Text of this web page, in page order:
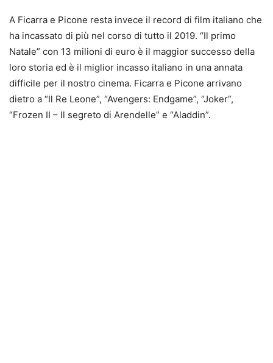
A Ficarra e Picone resta invece il record di film italiano che
ha incassato di più nel corso di tutto il 2019. “Il primo
Natale” con 13 milioni di euro è il maggior successo della
loro storia ed è il miglior incasso italiano in una annata
difficile per il nostro cinema. Ficarra e Picone arrivano
dietro a “Il Re Leone”, “Avengers: Endgame”, “Joker”,
“Frozen II – Il segreto di Arendelle” e “Aladdin”.